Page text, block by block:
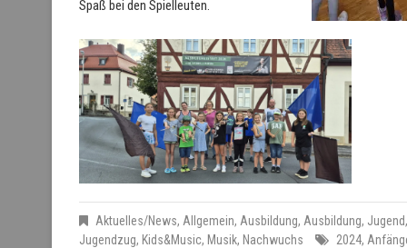
Spaß bei den Spielleuten.
Aktuelles/News, Allgemein, Ausbildung, Ausbildung, Jugend,
Jugendzug, Kids&Music, Musik, Nachwuchs 2024,